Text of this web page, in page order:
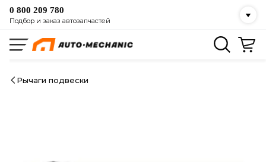
0 800 209 780
Подбор и заказ автозапчастей
Рычаги подвески